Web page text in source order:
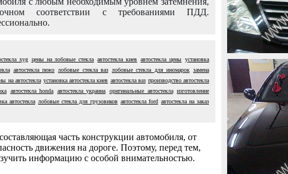
соответствии с требованиями ПДД.
xyg цены на лобовые стекла автостекла киев автостекла цены установка
автостекла пежо лобовые стекла ваз лобовые стекла для иномарок замена
на автостекла установка автостекла киев автостекла ваз производство автостекла
автостекла honda автостекла украина оригинальные автостекла изготовление
автостекла лобовые стекла для грузовиков автостекла ford автостекла на заказ
часть конструкции автомобиля, от
движения на дороге. Поэтому, перед тем,
информацию с особой внимательностью.